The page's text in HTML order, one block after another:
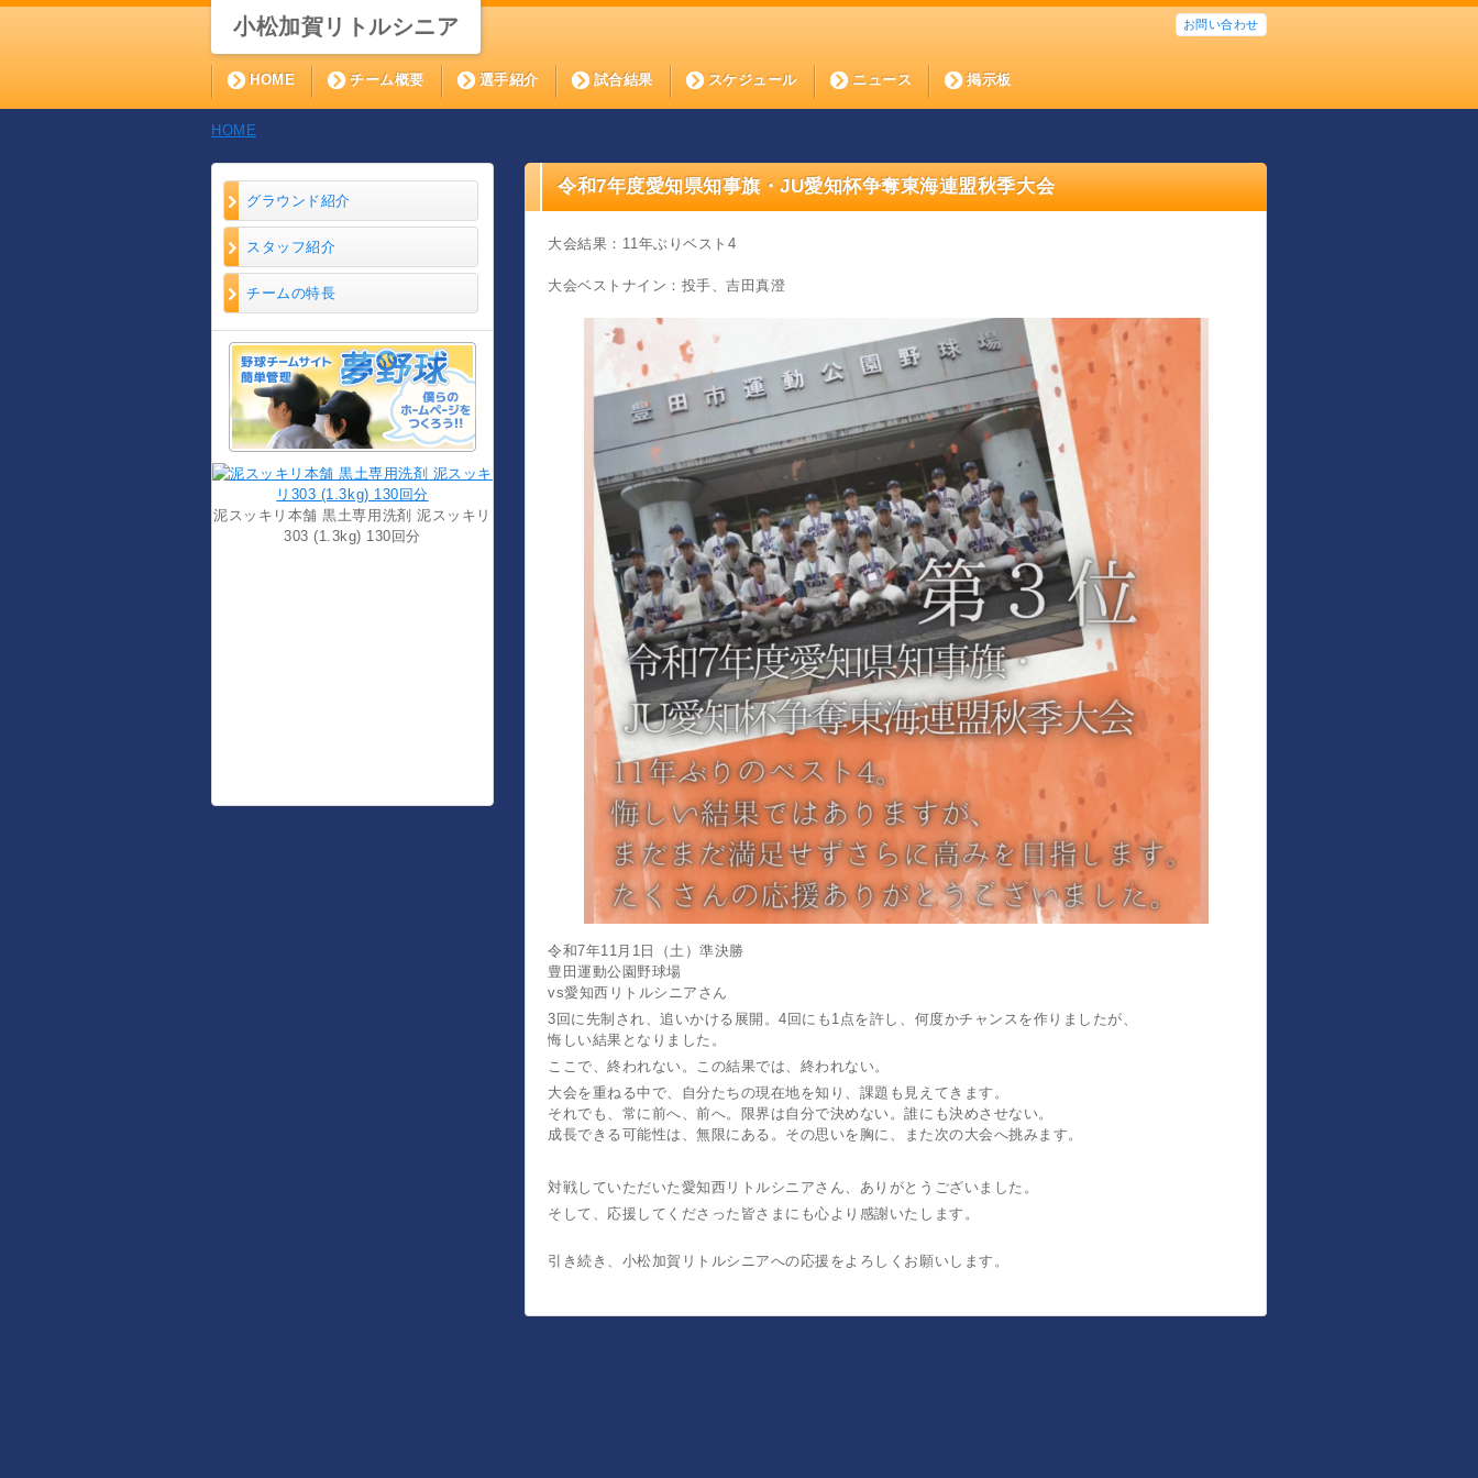
小松加賀リトルシニア お問い合わせ
HOME チーム概要 選手紹介 試合結果 スケジュール ニュース 掲示板
HOME
グラウンド紹介
スタッフ紹介
チームの特長
泥スッキリ本舗 黒土専用洗剤 泥スッキリ
303 (1.3kg) 130回分
令和7年度愛知県知事旗・JU愛知杯争奪東海連盟秋季大会
大会結果：11年ぶりベスト4
大会ベストナイン：投手、吉田真澄
令和7年11月1日（土）準決勝
豊田運動公園野球場
vs愛知西リトルシニアさん
3回に先制され、追いかける展開。4回にも1点を許し、何度かチャンスを作りましたが、
悔しい結果となりました。
ここで、終われない。この結果では、終われない。
大会を重ねる中で、自分たちの現在地を知り、課題も見えてきます。
それでも、常に前へ、前へ。限界は自分で決めない。誰にも決めさせない。
成長できる可能性は、無限にある。 その思いを胸に、 また次の大会へ挑みます。
対戦していただいた愛知西リトルシニアさん、ありがとうございました。
そして、応援してくださった皆さまにも心より感謝いたします。
引き続き、小松加賀リトルシニアへの応援をよろしくお願いします。